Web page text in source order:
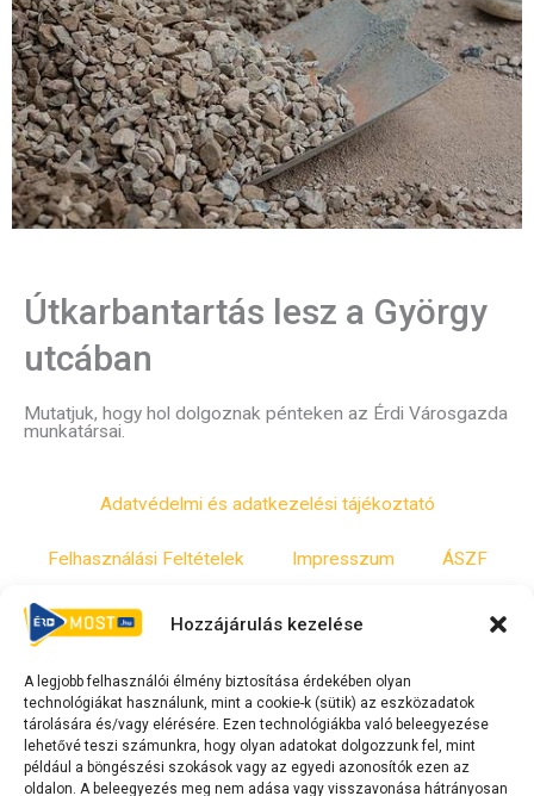
Hozzájárulás kezelése
A legjobb felhasználói élmény biztosítása érdekében olyan
technológiákat használunk, mint a cookie-k (sütik) az eszközadatok
tárolására és/vagy elérésére. Ezen technológiákba való beleegyezése
lehetővé teszi számunkra, hogy olyan adatokat dolgozzunk fel, mint
például a böngészési szokások vagy az egyedi azonosítók ezen az
oldalon. A beleegyezés meg nem adása vagy visszavonása hátrányosan
Útkarbantartás lesz a György
utcában
Mutatjuk, hogy hol dolgoznak pénteken az Érdi Városgazda
munkatársai.
Adatvédelmi és adatkezelési tájékoztató
Felhasználási Feltételek Impresszum ÁSZF
Irányelvek Moderálási szabályzat
F
a
c
Y
o
u
T
i
k